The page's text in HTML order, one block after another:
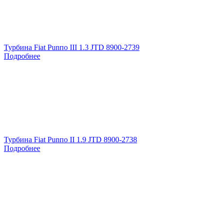
Турбина Fiat Punпо III 1.3 JTD 8900-2739
Подробнее
Турбина Fiat Punпо II 1.9 JTD 8900-2738
Подробнее